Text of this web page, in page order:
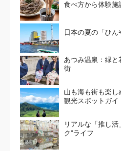
食べ方から体験施
日本の夏の「ひん
あつみ温泉：緑と
街
山も海も街も楽
観光スポットガイ
リアルな「推し活
ク”ライフ